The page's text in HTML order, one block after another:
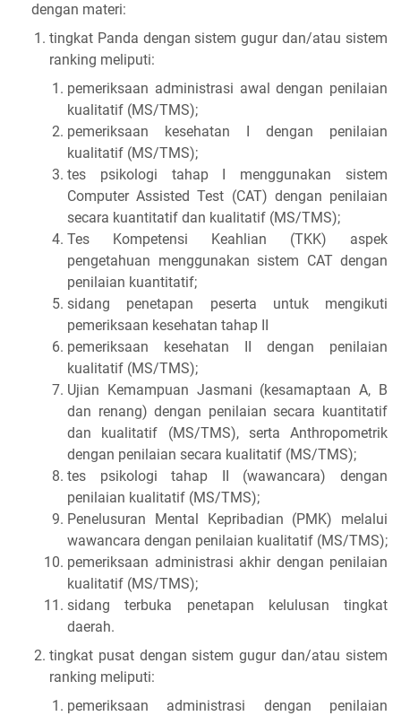
dengan materi:
tingkat Panda dengan sistem gugur dan/atau sistem
ranking meliputi:
pemeriksaan administrasi awal dengan penilaian
kualitatif (MS/TMS);
pemeriksaan kesehatan I dengan penilaian
kualitatif (MS/TMS);
tes psikologi tahap I menggunakan sistem
Computer Assisted Test (CAT) dengan penilaian
secara kuantitatif dan kualitatif (MS/TMS);
Tes Kompetensi Keahlian (TKK) aspek
pengetahuan menggunakan sistem CAT dengan
penilaian kuantitatif;
sidang penetapan peserta untuk mengikuti
pemeriksaan kesehatan tahap II
pemeriksaan kesehatan II dengan penilaian
kualitatif (MS/TMS);
Ujian Kemampuan Jasmani (kesamaptaan A, B
dan renang) dengan penilaian secara kuantitatif
dan kualitatif (MS/TMS), serta Anthropometrik
dengan penilaian secara kualitatif (MS/TMS);
tes psikologi tahap II (wawancara) dengan
penilaian kualitatif (MS/TMS);
Penelusuran Mental Kepribadian (PMK) melalui
wawancara dengan penilaian kualitatif (MS/TMS);
pemeriksaan administrasi akhir dengan penilaian
kualitatif (MS/TMS);
sidang terbuka penetapan kelulusan tingkat
daerah.
tingkat pusat dengan sistem gugur dan/atau sistem
ranking meliputi:
pemeriksaan administrasi dengan penilaian